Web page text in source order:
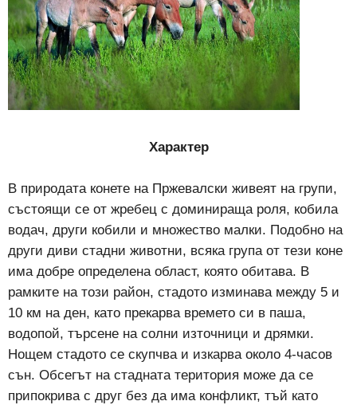
Характер
В природата конете на Пржевалски живеят на групи,
състоящи се от жребец с доминираща роля, кобила
водач, други кобили и множество малки. Подобно на
други диви стадни животни, всяка група от тези коне
има добре определена област, която обитава. В
рамките на този район, стадото изминава между 5 и
10 км на ден, като прекарва времето си в паша,
водопой, търсене на солни източници и дрямки.
Нощем стадото се скупчва и изкарва около 4-часов
сън. Обсегът на стадната територия може да се
припокрива с друг без да има конфликт, тъй като